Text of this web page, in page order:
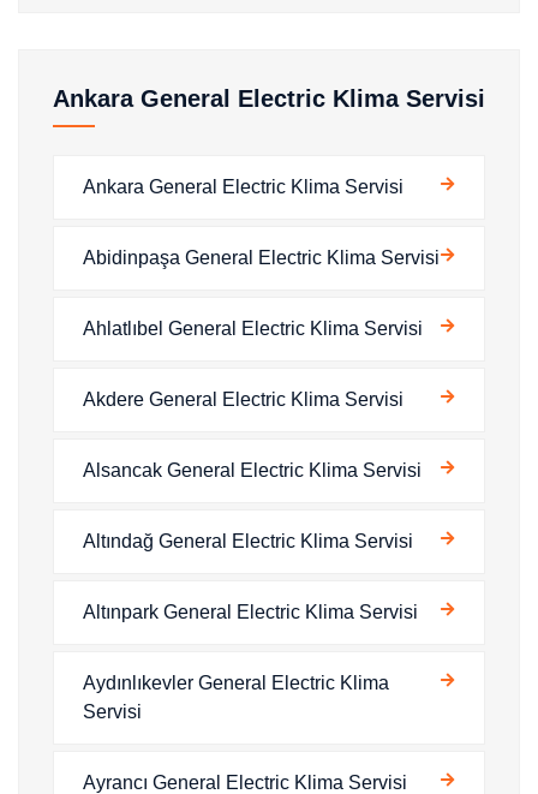
Ankara General Electric Klima Servisi
Ankara General Electric Klima Servisi
Abidinpaşa General Electric Klima Servisi
Ahlatlıbel General Electric Klima Servisi
Akdere General Electric Klima Servisi
Alsancak General Electric Klima Servisi
Altındağ General Electric Klima Servisi
Altınpark General Electric Klima Servisi
Aydınlıkevler General Electric Klima
Servisi
Ayrancı General Electric Klima Servisi